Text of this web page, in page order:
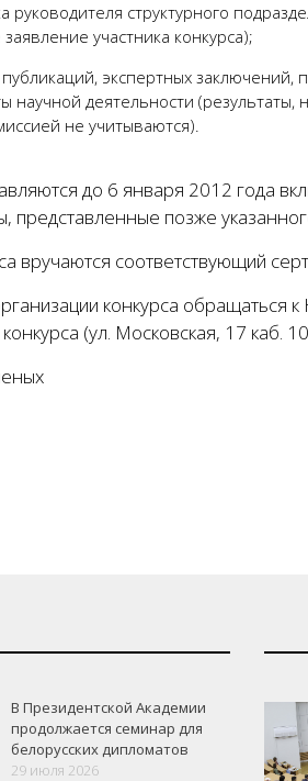
руководителя структурного
участника конкурса);
экспертных
научной деятельности
не учитываются).
до 6 января 2012 года
представленные позже
вручаются соответствующий
конкурса
(ул. Московская, 17 каб.
В Президентской Академии
продолжается семинар для
белорусских дипломатов
29 июля 2026